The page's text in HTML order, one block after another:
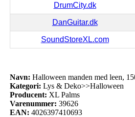
DrumCity.dk
DanGuitar.dk
SoundStoreXL.com
Navn: Halloween manden med leen,
Kategori: Lys & Deko>>Halloween
Producent: XL Palms
Varenummer: 39626
EAN: 4026397410693